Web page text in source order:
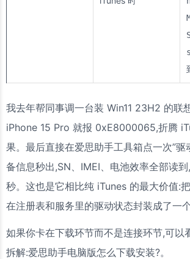
我去年帮同事调一台装 Win11 23H2 的联
iPhone 15 Pro 就报 0xE8000065,折腾
果。最后直接在爱思助手工具箱点一次”驱
备信息秒出,SN、IMEI、电池效率全部读
秒。这也是它相比纯 iTunes 的最大价值:
在注册表和服务里的驱动状态封装成了一个
如果你卡在下载环节而不是连接环节,可以
拆解:爱思助手电脑版怎么下载安装?。